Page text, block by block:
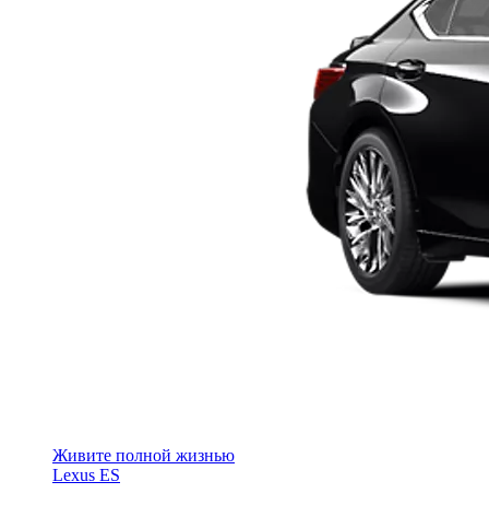
Живите полной жизнью
Lexus ES